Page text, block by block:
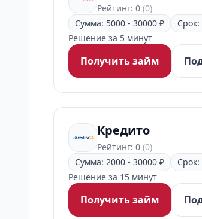
Рейтинг: 0 (0)
Сумма: 5000 - 30000 ₽
Решение за 5 минут
Получить займ
Кредито
Рейтинг: 0 (0)
Сумма: 2000 - 30000 ₽
Решение за 15 минут
Получить займ